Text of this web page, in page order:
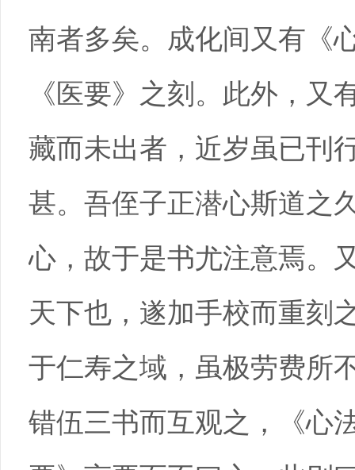
南者多矣。成化间又有《
《医要》之刻。此外，又
藏而未出者，近岁虽已刊
甚。吾侄子正潜心斯道之
心，故于是书尤注意焉。
天下也，遂加手校而重刻
于仁寿之域，虽极劳费所
错伍三书而互观之，《心